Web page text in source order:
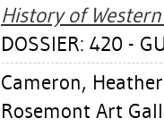
History of
DOSSIER: 420 -
Cameron, Heather
Rosemont Art